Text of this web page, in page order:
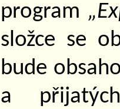
program
složce se
bude
a